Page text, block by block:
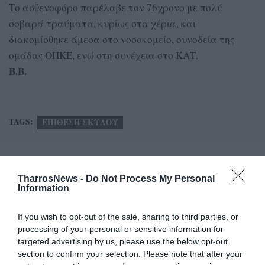
TharrosNews - Do Not Process My Personal
Information
If you wish to opt-out of the sale, sharing to third parties, or
processing of your personal or sensitive information for
targeted advertising by us, please use the below opt-out
section to confirm your selection. Please note that after your
Το ασθενοφόρο παρέλαβε τον 76χρονο με πολύ
σοβαρά τραύματα, κυρίως στα χέρια, και
διακομίσθηκε άμεσα στο νοσοκομείο, συνοδεία της
ομάδας ΟΠΚΕ, ενώ στη συνέχεια στο ΚΑΤ.
Β.Β.
TAGS: ΕΠΙΘΕΣΗ ΣΚΥΛΟΥ